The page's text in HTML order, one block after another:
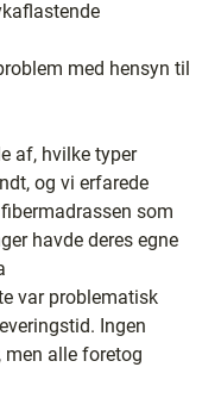
med hensyn til
af, hvilke typer
og vi erfarede
som
havde deres egne
var problematisk
Ingen
men alle foretog